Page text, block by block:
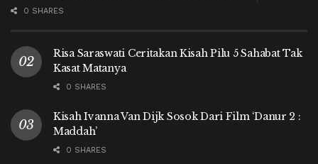
0 SHARES
Risa Saraswati Ceritakan Kisah Pilu 5 Sahabat Tak
Kasat Matanya
0 SHARES
Kisah Ivanna Van Dijk Sosok Dari Film ‘Danur 2 :
Maddah’
0 SHARES